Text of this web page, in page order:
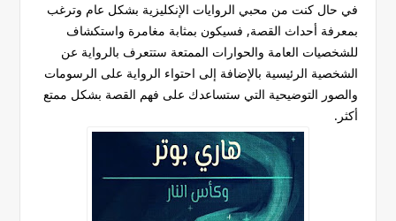
في حال كنت من محبي الروايات الإنكليزية بشكل عام وترغب
بمعرفة أحداث القصة, فسيكون بمثابة مغامرة واستكشاف
للشخصيات العامة والحوارات الممتعة ستتعرف بالرواية عن
الشخصية الرئيسية بالإضافة إلى احتواء الرواية على الرسومات
والصور التوضيحية التي ستساعدك على فهم القصة بشكل ممتع
أكثر.